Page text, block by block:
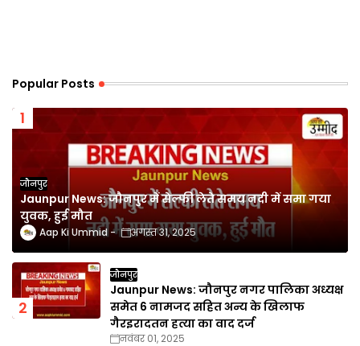
Popular Posts
जौनपुर
Jaunpur News: जौनपुर में सेल्फी लेते समय नदी में समा गया
युवक, हुई मौत
Aap Ki Ummid अगस्त 31, 2025
जौनपुर
Jaunpur News: जौनपुर नगर पालिका अध्यक्ष
समेत 6 नामजद सहित अन्य के खिलाफ
गैरइरादतन हत्या का वाद दर्ज
नवंबर 01, 2025